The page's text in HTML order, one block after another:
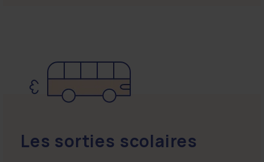
Les sorties scolaires